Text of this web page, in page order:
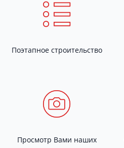
Поэтапное строительство
Просмотр Вами наших